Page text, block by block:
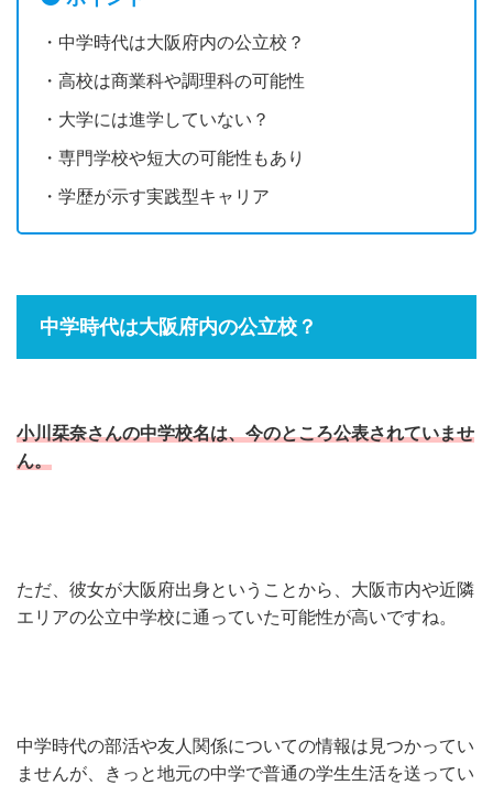
・中学時代は大阪府内の公立校？
・高校は商業科や調理科の可能性
・大学には進学していない？
・専門学校や短大の可能性もあり
・学歴が示す実践型キャリア
中学時代は大阪府内の公立校？
小川栞奈さんの中学校名は、今のところ公表されていませ
ん。
ただ、彼女が大阪府出身ということから、大阪市内や近隣
エリアの公立中学校に通っていた可能性が高いですね。
中学時代の部活や友人関係についての情報は見つかってい
ませんが、きっと地元の中学で普通の学生生活を送ってい